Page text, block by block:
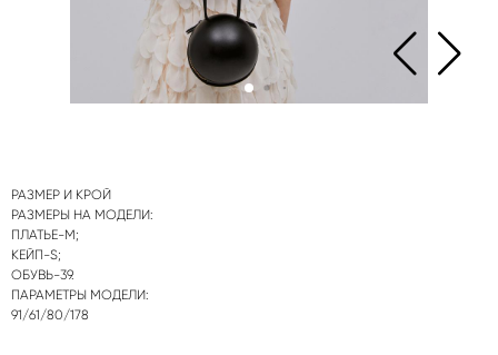
РАЗМЕР И КРОЙ
РАЗМЕРЫ НА МОДЕЛИ:
ПЛАТЬЕ-M;
КЕЙП-S;
ОБУВЬ-39.
ПАРАМЕТРЫ МОДЕЛИ:
91/61/80/178